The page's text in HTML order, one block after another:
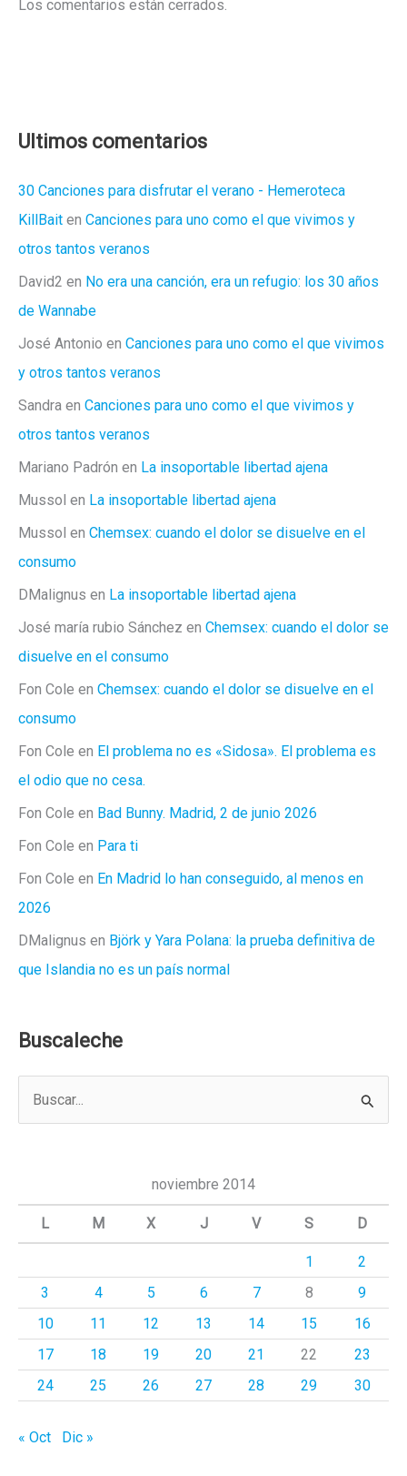
Los comentarios están cerrados.
Ultimos comentarios
30 Canciones para disfrutar el verano - Hemeroteca
KillBait en Canciones para uno como el que vivimos y
otros tantos veranos
David2 en No era una canción, era un refugio: los 30 años
de Wannabe
José Antonio en Canciones para uno como el que vivimos
y otros tantos veranos
Sandra en Canciones para uno como el que vivimos y
otros tantos veranos
Mariano Padrón en La insoportable libertad ajena
Mussol en La insoportable libertad ajena
Mussol en Chemsex: cuando el dolor se disuelve en el
consumo
DMalignus en La insoportable libertad ajena
José maría rubio Sánchez en Chemsex: cuando el dolor se
disuelve en el consumo
Fon Cole en Chemsex: cuando el dolor se disuelve en el
consumo
Fon Cole en El problema no es «Sidosa». El problema es
el odio que no cesa.
Fon Cole en Bad Bunny. Madrid, 2 de junio 2026
Fon Cole en Para ti
Fon Cole en En Madrid lo han conseguido, al menos en
2026
DMalignus en Björk y Yara Polana: la prueba definitiva de
que Islandia no es un país normal
Buscaleche
a
noviembre 2014
L M X J V S D
1
2
3
4 5 6 7 8
9
10
11 12 13 14 15
16
17
18 19 20 21 22
23
24
25 26 27 28 29 30
« Oct Dic »